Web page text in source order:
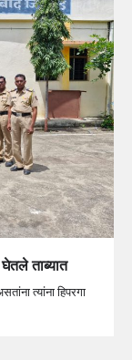
ताब्यात
त्यांना हिपरगा